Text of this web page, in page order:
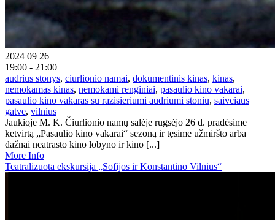
2024 09 26
19:00 - 21:00
audrius stonys, ciurlionio namai, dokumentinis kinas, kinas,
nemokamas kinas, nemokami renginiai, pasaulio kino vakarai,
pasaulio kino vakaras su razisieriumi audriumi stoniu, saivciaus
gatve, vilnius
Jaukioje M. K. Čiurlionio namų salėje rugsėjo 26 d. pradėsime
ketvirtą „Pasaulio kino vakarai“ sezoną ir tęsime užmiršto arba
dažnai neatrasto kino lobyno ir kino [...]
More Info
Teatralizuota ekskursija „Sofijos ir Konstantino Vilnius“